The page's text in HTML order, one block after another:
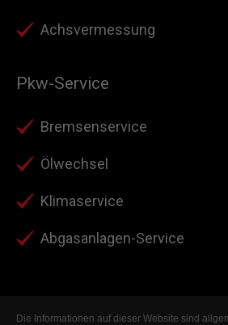
Achsvermessung
Pkw-Service
Bremsenservice
Ölwechsel
Klimaservice
Abgasanlagen-Service
Die Informationen auf dieser Website sind